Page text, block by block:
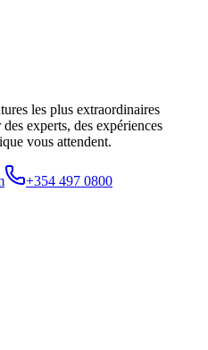
les plus extraordinaires
experts, des expériences
vous attendent.
+354 497 0800